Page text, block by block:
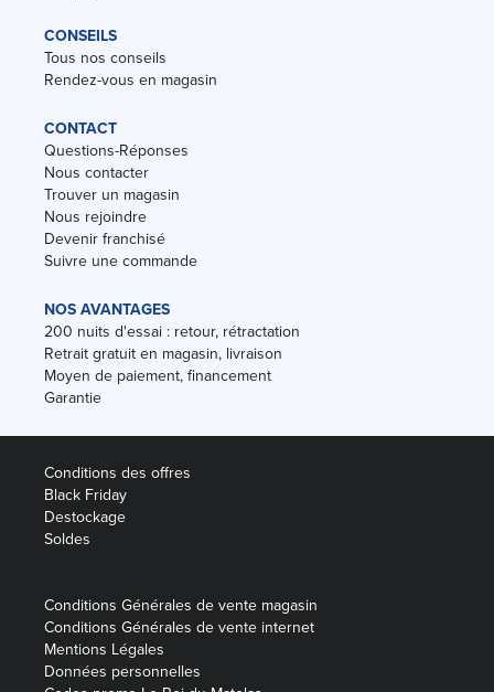
CONSEILS
Tous nos conseils
Rendez-vous en magasin
CONTACT
Questions-Réponses
Nous contacter
Trouver un magasin
Nous rejoindre
Devenir franchisé
Suivre une commande
NOS AVANTAGES
200 nuits d'essai : retour, rétractation
Retrait gratuit en magasin, livraison
Moyen de paiement, financement
Garantie
Conditions des offres
Black Friday
Destockage
Soldes
Conditions Générales de vente magasin
Conditions Générales de vente internet
Mentions Légales
Données personnelles